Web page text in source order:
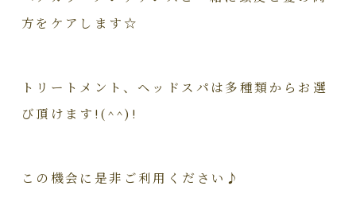
方をケアします☆
トリートメント、ヘッドスパは多種類からお選
び頂けます!(^^)!
この機会に是非ご利用ください♪